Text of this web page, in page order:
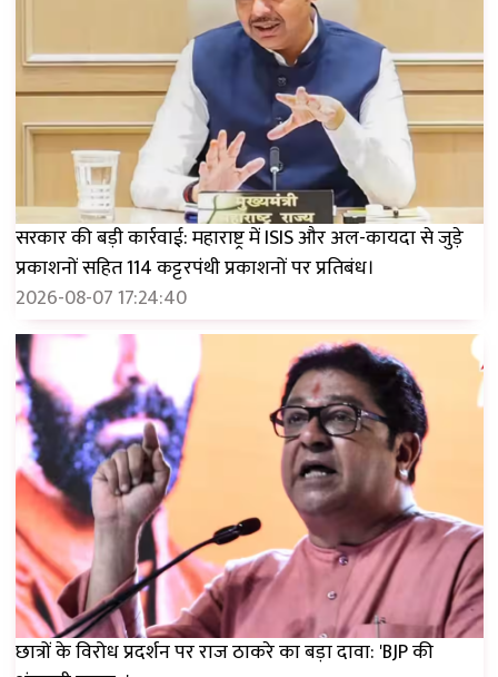
सरकार की बड़ी कार्रवाई: महाराष्ट्र में ISIS और अल-कायदा से जुड़े
प्रकाशनों सहित 114 कट्टरपंथी प्रकाशनों पर प्रतिबंध।
2026-08-07 17:24:40
छात्रों के विरोध प्रदर्शन पर राज ठाकरे का बड़ा दावा: 'BJP की